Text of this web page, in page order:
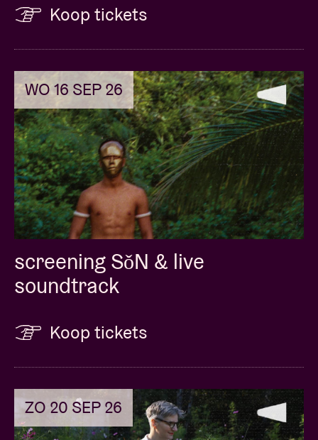
Koop tickets
WO 16 SEP 26
screening SǒN & live
soundtrack
Koop tickets
ZO 20 SEP 26